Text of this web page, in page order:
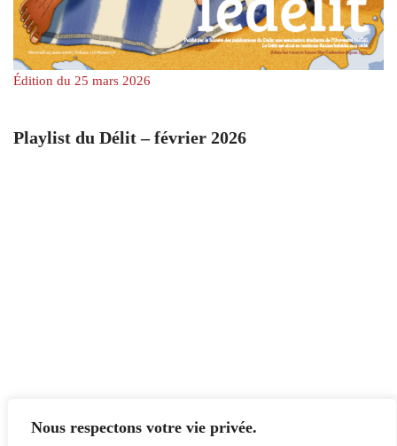
Nous respectons votre vie privée.
Édition du 25 mars 2026
Playlist du Délit – février 2026